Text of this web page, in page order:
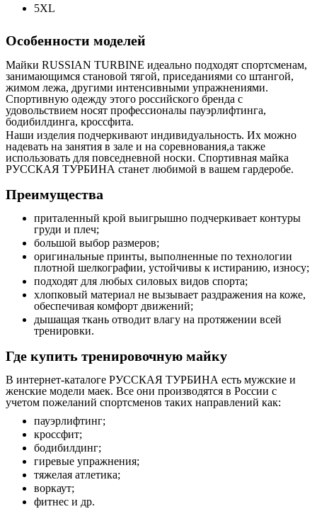
5XL
Особенности моделей
Майки RUSSIAN TURBINE идеально подходят спортсменам,
занимающимся становой тягой, приседаниями со штангой,
жимом лежа, другими интенсивными упражнениями.
Спортивную одежду этого российского бренда с
удовольствием носят профессионалы пауэрлифтинга,
бодибилдинга, кроссфита.
Наши изделия подчеркивают индивидуальность. Их можно
надевать на занятия в зале и на соревнования,а также
использовать для повседневной носки. Спортивная майка
РУССКАЯ ТУРБИНА станет любимой в вашем гардеробе.
Преимущества
приталенный крой выигрышно подчеркивает контуры
груди и плеч;
большой выбор размеров;
оригинальные принты, выполненные по технологии
плотной шелкографии, устойчивы к истиранию, износу;
подходят для любых силовых видов спорта;
хлопковый материал не вызывает раздражения на коже,
обеспечивая комфорт движений;
дышащая ткань отводит влагу на протяжении всей
тренировки.
Где купить тренировочную майку
В интернет-каталоге РУССКАЯ ТУРБИНА есть мужские и
женские модели маек. Все они производятся в России с
учетом пожеланий спортсменов таких направлений как:
пауэрлифтинг;
кроссфит;
бодибилдинг;
гиревые упражнения;
тяжелая атлетика;
воркаут;
фитнес и др.